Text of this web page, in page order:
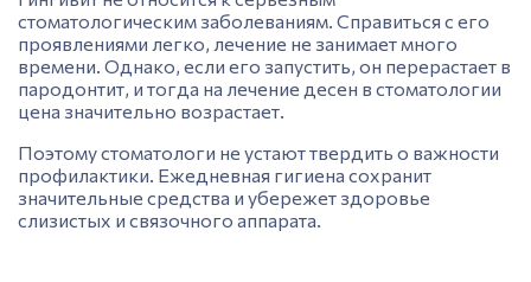
стоматологическим заболеваниям. Справиться с его
проявлениями легко, лечение не занимает много
времени. Однако, если его запустить, он перерастает в
пародонтит, и тогда на лечение десен в стоматологии
цена значительно возрастает.
Поэтому стоматологи не устают твердить о важности
профилактики. Ежедневная гигиена сохранит
значительные средства и убережет здоровье
слизистых и связочного аппарата.